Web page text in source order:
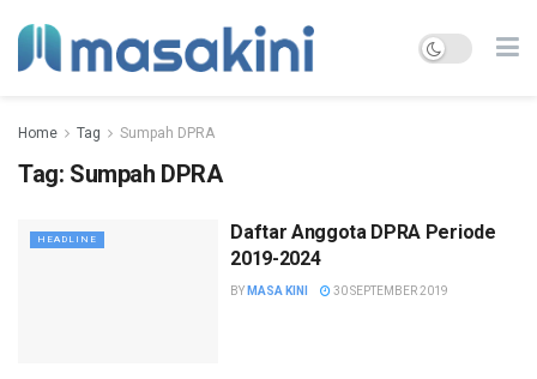
Home Tag Sumpah DPRA
Tag: Sumpah DPRA
HEADLINE
Daftar Anggota DPRA Periode
2019-2024
BY MASA KINI 30 SEPTEMBER 2019